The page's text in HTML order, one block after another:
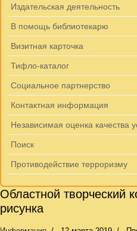
Издательская деятельность
В помощь библиотекарю
Визитная карточка
Тифло-каталог
Социальное партнерство
Контактная информация
Независимая оценка качества
Поиск
Противодействие терроризму
Областной творческий
рисунка